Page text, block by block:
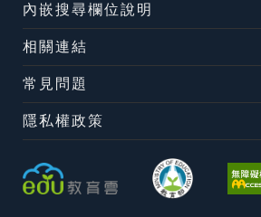
內嵌搜尋欄位說明
相關連結
常見問題
隱私權政策